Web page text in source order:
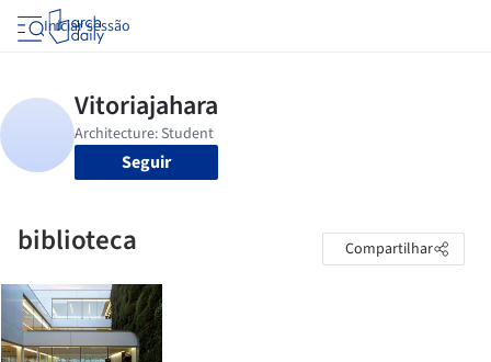
Iniciar sessão
Seguir
biblioteca Compartilhar